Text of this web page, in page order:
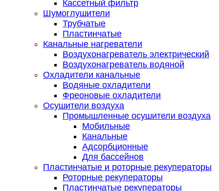
Кассетный фильтр
Шумоглушители
Трубчатые
Пластинчатые
Канальные нагреватели
Воздухонагреватель электрический
Воздухонагреватель водяной
Охладители канальные
Водяные охладители
Фреоновые охладители
Осушители воздуха
Промышленные осушители воздуха
Мобильные
Канальные
Адсорбционные
Для бассейнов
Пластинчатые и роторные рекуператоры
Роторные рекуператоры
Пластинчатые рекуператоры